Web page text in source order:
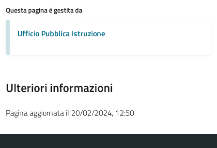
Questa pagina è gestita da
Ufficio Pubblica Istruzione
Ulteriori informazioni
Pagina aggiornata il 20/02/2024, 12:50